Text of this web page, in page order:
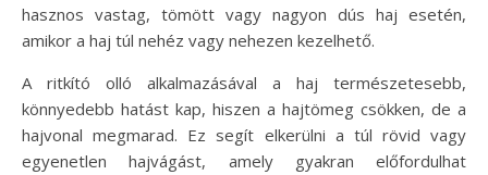
hasznos vastag, tömött vagy nagyon dús haj esetén,
amikor a haj túl nehéz vagy nehezen kezelhető.
A ritkító olló alkalmazásával a haj természetesebb,
könnyedebb hatást kap, hiszen a hajtömeg csökken, de a
hajvonal megmarad. Ez segít elkerülni a túl rövid vagy
egyenetlen hajvágást, amely gyakran előfordulhat